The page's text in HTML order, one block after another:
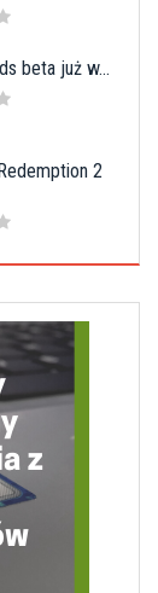
beta już w...
2